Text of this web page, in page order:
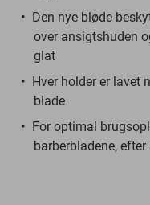
Den nye bløde
over ansigtshuden
glat
Hver holder er lavet
blade
For optimal
barberbladene,